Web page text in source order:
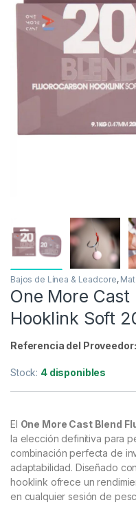
Bajos de Línea & Leadcore,
One More
Hooklink Soft
Referencia del Proveedor:
Stock: 4 disponibles
El One More Cast Blend
la elección definitiva para
combinación perfecta de
adaptabilidad. Diseñado
hooklink ofrece un
en cualquier sesión de